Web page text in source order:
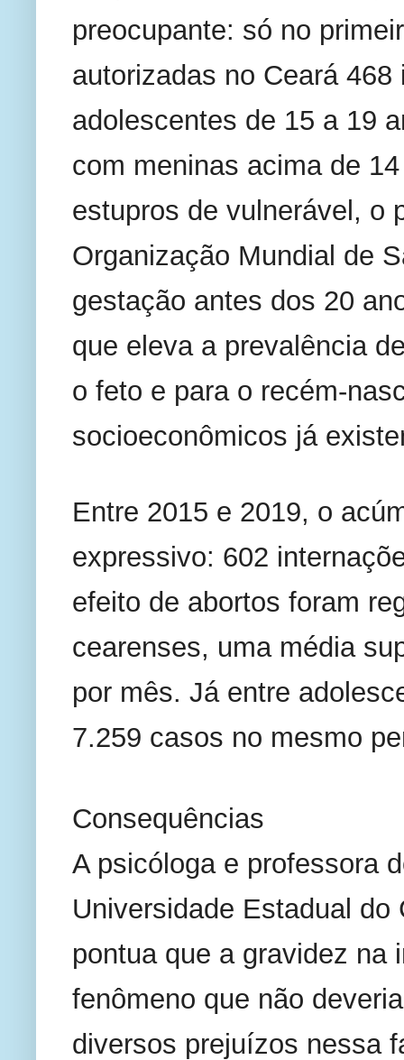
preocupante: só no
autorizadas no Ceará
adolescentes de 15 a 19
com meninas acima de
estupros de vulnerável, o
Organização Mundial de
gestação antes dos 20
que eleva a prevalência
o feto e para o recém-
socioeconômicos já
Entre 2015 e 2019, o
expressivo: 602
efeito de abortos foram
cearenses, uma média
por mês. Já entre
7.259 casos no mesmo
Consequências
A psicóloga e professora
Universidade Estadual
pontua que a gravidez na
fenômeno que não
diversos prejuízos nessa